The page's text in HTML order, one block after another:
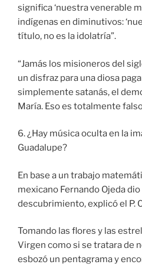
significa ‘nuestra venerable
indígenas en diminutivos:
título, no es la idolatría”.
“Jamás los misioneros del
un disfraz para una diosa
simplemente satanás, el
María. Eso es totalmente
6. ¿Hay música oculta en la
Guadalupe?
En base a un trabajo
mexicano Fernando Ojeda
descubrimiento, explicó el P.
Tomando las flores y las
Virgen como si se tratara de
esbozó un pentagrama y